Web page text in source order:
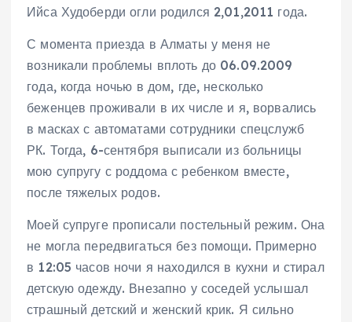
Ийса Худоберди огли родился 2,01,2011 года.
С момента приезда в Алматы у меня не
возникали проблемы вплоть до 06.09.2009
года, когда ночью в дом, где, несколько
беженцев проживали в их числе и я, ворвались
в масках с автоматами сотрудники спецслужб
РК. Тогда, 6-сентября выписали из больницы
мою супругу с роддома с ребенком вместе,
после тяжелых родов.
Моей супруге прописали постельный режим. Она
не могла передвигаться без помощи. Примерно
в 12:05 часов ночи я находился в кухни и стирал
детскую одежду. Внезапно у соседей услышал
страшный детский и женский крик. Я сильно